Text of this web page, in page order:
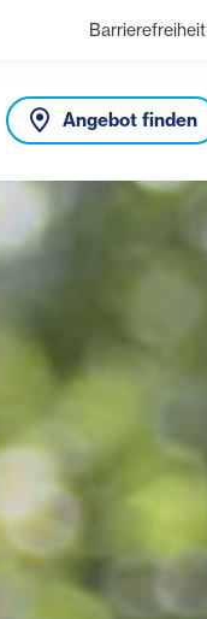
Barrierefreiheit
Angebot finden